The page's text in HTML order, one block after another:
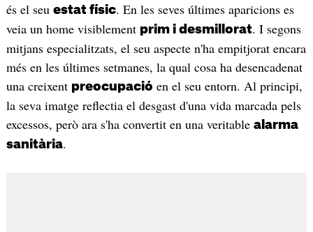
és el seu estat físic. En les seves últimes aparicions es
veia un home visiblement prim i desmillorat. I segons
mitjans especialitzats, el seu aspecte n'ha empitjorat encara
més en les últimes setmanes, la qual cosa ha desencadenat
una creixent preocupació en el seu entorn. Al principi,
la seva imatge reflectia el desgast d'una vida marcada pels
excessos, però ara s'ha convertit en una veritable alarma
sanitària.